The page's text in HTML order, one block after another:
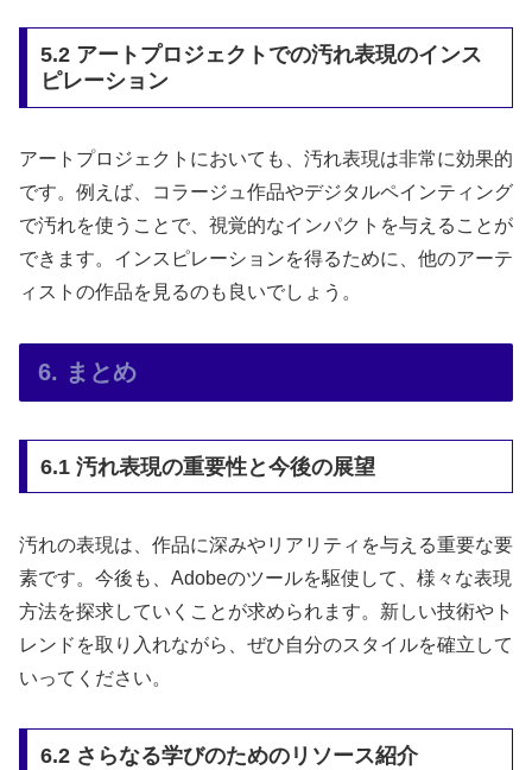
5.2 アートプロジェクトでの汚れ表現のインス
ピレーション
アートプロジェクトにおいても、汚れ表現は非常に効果的
です。例えば、コラージュ作品やデジタルペインティング
で汚れを使うことで、視覚的なインパクトを与えることが
できます。インスピレーションを得るために、他のアーテ
ィストの作品を見るのも良いでしょう。
6. まとめ
6.1 汚れ表現の重要性と今後の展望
汚れの表現は、作品に深みやリアリティを与える重要な要
素です。今後も、Adobeのツールを駆使して、様々な表現
方法を探求していくことが求められます。新しい技術やト
レンドを取り入れながら、ぜひ自分のスタイルを確立して
いってください。
6.2 さらなる学びのためのリソース紹介